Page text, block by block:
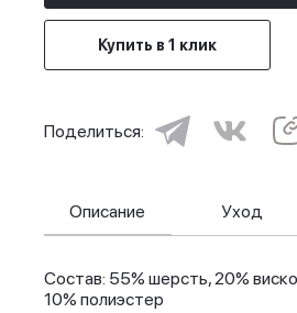
Купить в 1 клик
Поделиться:
Описание
Состав: 55% шерсть, 20%
10% полиэстер
Уход